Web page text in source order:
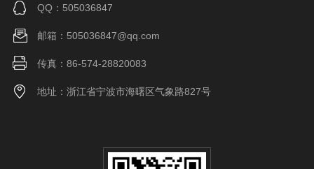
QQ：505036847
邮箱：505036847@qq.com
传真：86-574-28820083
地址：浙江省宁波市海曙区气象路827号